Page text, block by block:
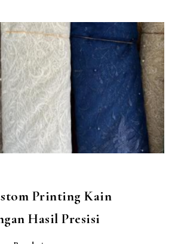
Printing Kain
Hasil Presisi